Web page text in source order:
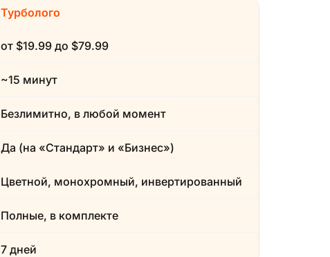
Турболого
от $19.99 до $79.99
~15 минут
Безлимитно, в любой момент
Да (на «Стандарт» и «Бизнес»)
Цветной, монохромный, инвертированный
Полные, в комплекте
7 дней